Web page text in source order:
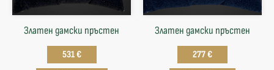
Златен дамски пръстен
531 €
Златен дамски пръстен
277 €